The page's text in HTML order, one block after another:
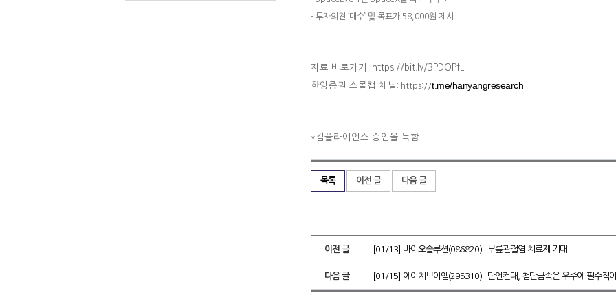
- 투자의견 ‘매수’ 및 목표가 58,000원 제시
자료 바로가기: https://bit.ly/3PDOPfL
한양증권 스몰캡 채널 : https://t.me/hanyangresearch
*컴플라이언스 승인을 득함
목록 이전 글 다음 글
이전 글 [01/13] 바이오솔루션(086820) : 무릎관절염 치료제 기대
다음 글 [01/15] 에이치브이엠(295310) : 단언컨대, 첨단금속은 우주에 필수적